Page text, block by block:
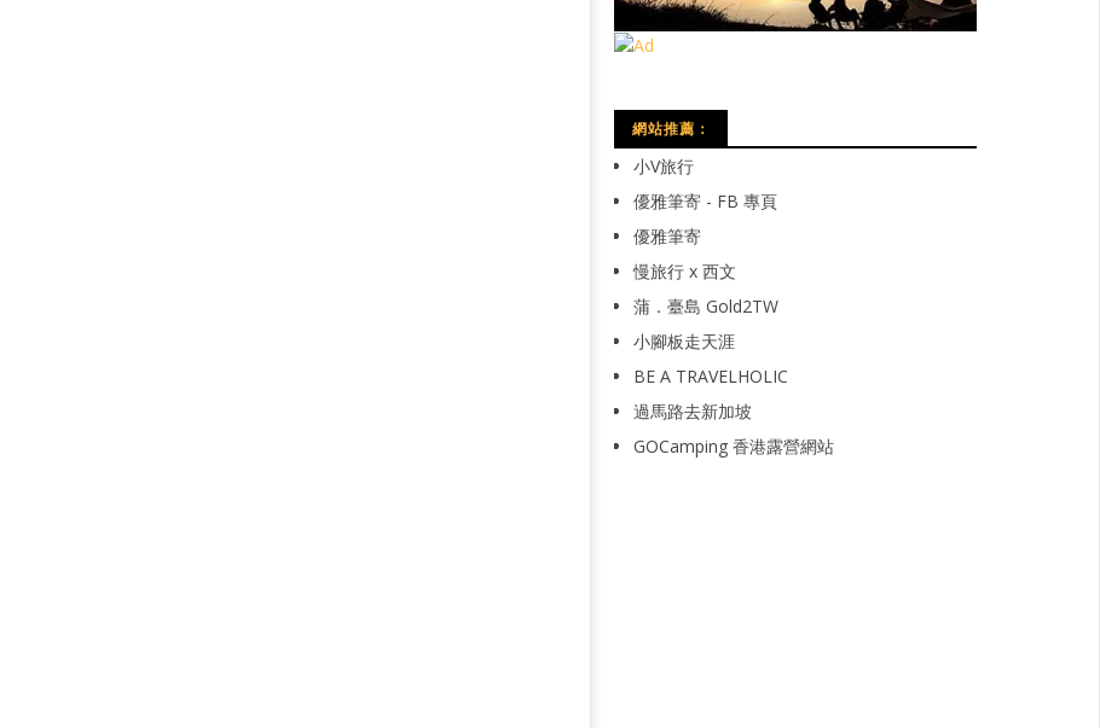
網站推薦：
小V旅行
優雅筆寄 - FB 專頁
優雅筆寄
慢旅行 x 西文
蒲．臺島 Gold2TW
小腳板走天涯
BE A TRAVELHOLIC
過馬路去新加坡
GOCamping 香港露營網站